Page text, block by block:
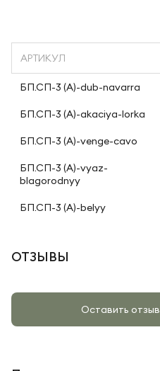
АРТИКУЛ
БП.СП-3 (A)-dub-navarra
БП.СП-3 (A)-akaciya-lorka
БП.СП-3 (A)-venge-cavo
БП.СП-3 (A)-vyaz-
blagorodnyy
БП.СП-3 (A)-belyy
ОТЗЫВЫ
Оставить отзыв